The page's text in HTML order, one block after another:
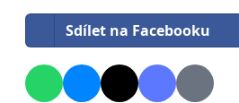
Sdílet na Facebooku